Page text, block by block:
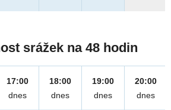
srážek na 48 hodin
17:00
dnes
18:00
dnes
19:00
dnes
20:00
dnes